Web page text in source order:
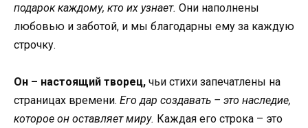
подарок каждому, кто их узнает. Они наполнены
любовью и заботой, и мы благодарны ему за каждую
строчку.
Он – настоящий творец, чьи стихи запечатлены на
страницах времени. Его дар создавать – это наследие,
которое он оставляет миру. Каждая его строка – это